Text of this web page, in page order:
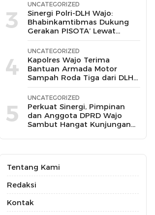
3
UNCATEGORIZED
Sinergi Polri-DLH Wajo:
Bhabinkamtibmas Dukung
Gerakan PISOTA’ Lewat
Motor Sampah
4
UNCATEGORIZED
Kapolres Wajo Terima
Bantuan Armada Motor
Sampah Roda Tiga dari DLH
untuk Dukung Gerakan
Peduli Lingkungan
5
UNCATEGORIZED
Perkuat Sinergi, Pimpinan
dan Anggota DPRD Wajo
Sambut Hangat Kunjungan
yang Baru,
Tentang Kami
Redaksi
Kontak